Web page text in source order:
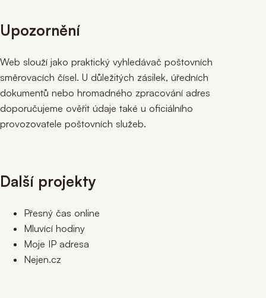
Upozornění
Web slouží jako praktický vyhledávač poštovních
směrovacích čísel. U důležitých zásilek, úředních
dokumentů nebo hromadného zpracování adres
doporučujeme ověřit údaje také u oficiálního
provozovatele poštovních služeb.
Další projekty
Přesný čas online
Mluvící hodiny
Moje IP adresa
Nejen.cz